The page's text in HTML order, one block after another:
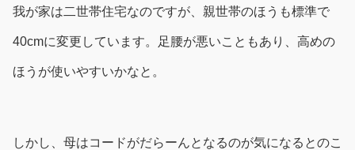
我が家は二世帯住宅なのですが、親世帯のほうも標準で
40cmに変更しています。足腰が悪いこともあり、高めの
ほうが使いやすいかなと。
しかし、母はコードがだらーんとなるのが気になるとのこ